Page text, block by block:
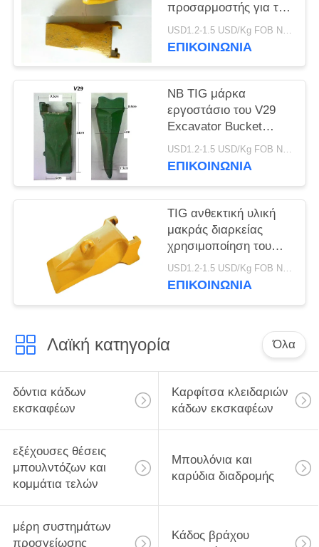
προσαρμοστής για την
τρυπώντας με τρυπάνι
εργασία πετρελαίου
USD1.2-1.5 USD/Kg FOB Ningbo MOQ:2 Τόνων
ΕΠΙΚΟΙΝΩΝΙΑ
NB TIG μάρκα
εργοστάσιο του V29
Excavator Bucket
Δόντια V29SYL Και
προσαρμογέα, Rock
USD1.2-1.5 USD/Kg FOB Ningbo MOQ:2 Τόνων
ΕΠΙΚΟΙΝΩΝΙΑ
TIG ανθεκτική υλική
μακράς διαρκείας
χρησιμοποίηση του
Teet V69SYL κάδων
εκσκαφέων
USD1.2-1.5 USD/Kg FOB Ningbo MOQ:2 Τόνων
ΕΠΙΚΟΙΝΩΝΙΑ
Λαϊκή κατηγορία Όλα
δόντια κάδων
εκσκαφέων
Καρφίτσα κλειδαριών
κάδων εκσκαφέων
εξέχουσες θέσεις
μπουλντόζων και
κομμάτια τελών
Μπουλόνια και
καρύδια διαδρομής
μέρη συστημάτων
προσγείωσης
Κάδος βράχου